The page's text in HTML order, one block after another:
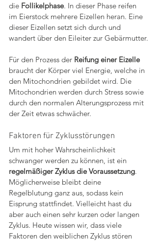
die Follikelphase. In dieser Phase reifen
im Eierstock mehrere Eizellen heran. Eine
dieser Eizellen setzt sich durch und
wandert über den Eileiter zur Gebärmutter.
Für den Prozess der Reifung einer Eizelle
braucht der Körper viel Energie, welche in
den Mitochondrien gebildet wird. Die
Mitochondrien werden durch Stress sowie
durch den normalen Alterungsprozess mit
der Zeit etwas schwächer.
Faktoren für Zyklusstörungen
Um mit hoher Wahrscheinlichkeit
schwanger werden zu können, ist ein
regelmäßiger Zyklus die Voraussetzung.
Möglicherweise bleibt deine
Regelblutung ganz aus, sodass kein
Eisprung stattfindet. Vielleicht hast du
aber auch einen sehr kurzen oder langen
Zyklus. Heute wissen wir, dass viele
Faktoren den weiblichen Zyklus stören